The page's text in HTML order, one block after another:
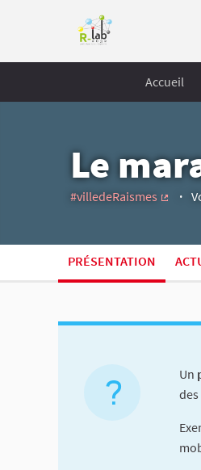
Accueil
Le
#villedeRaismes
PRÉSENTATION
Un